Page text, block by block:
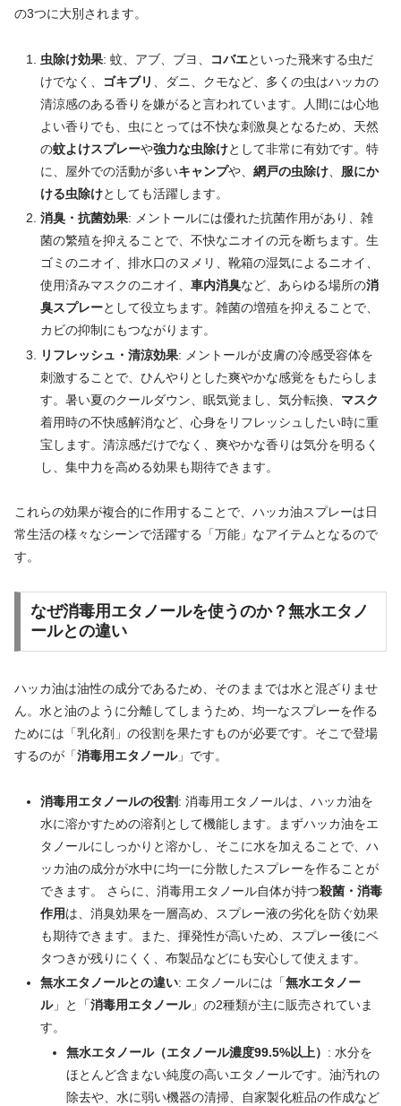
の3つに大別されます。
虫除け効果: 蚊、アブ、ブヨ、 コバエといった飛来する虫だ
けでなく、
ゴキブリ
、ダニ、クモなど、多くの虫はハッカの
清涼感のある香りを嫌がると言われています。人間には心地
よい香りでも、虫にとっては不快な刺激臭となるため、天然
の蚊よけスプレーや強力な虫除けとして非常に有効です。特
に、屋外での活動が多いキャンプや、 網戸の虫除け、 服にか
ける虫除けとしても活躍します。
消臭・抗菌効果: メントールには優れた抗菌作用があり、雑
菌の繁殖を抑えることで、不快なニオイの元を断ちます。生
ゴミのニオイ、排水口のヌメリ、靴箱の湿気によるニオイ、
使用済みマスクのニオイ、 車内消臭など、あらゆる場所の消
臭スプレーとして役立ちます。雑菌の増殖を抑えることで、
カビの抑制にもつながります。
リフレッシュ・清涼効果: メントールが皮膚の冷感受容体を
刺激することで、ひんやりとした爽やかな感覚をもたらしま
す。暑い夏のクールダウン、眠気覚まし、気分転換、 マスク
着用時の不快感解消など、心身をリフレッシュしたい時に重
宝します。清涼感だけでなく、爽やかな香りは気分を明るく
し、集中力を高める効果も期待できます。
これらの効果が複合的に作用することで、ハッカ油スプレーは日
常生活の様々なシーンで活躍する「万能」なアイテムとなるので
す。
なぜ消毒用エタノールを使うのか？無水エタノ
ールとの違い
ハッカ油は油性の成分であるため、そのままでは水と混ざりませ
ん。水と油のように分離してしまうため、均一なスプレーを作る
ためには「乳化剤」の役割を果たすものが必要です。そこで登場
するのが「消毒用エタノール」です。
消毒用エタノールの役割: 消毒用エタノールは、ハッカ油を
水に溶かすための溶剤として機能します。まずハッカ油をエ
タノールにしっかりと溶かし、そこに水を加えることで、ハ
ッカ油の成分が水中に均一に分散したスプレーを作ることが
できます。 さらに、消毒用エタノール自体が持つ殺菌・消毒
作用は、消臭効果を一層高め、スプレー液の劣化を防ぐ効果
も期待できます。また、揮発性が高いため、スプレー後にベ
タつきが残りにくく、布製品などにも安心して使えます。
無水エタノールとの違い: エタノールには「無水エタノー
ル」と「消毒用エタノール」の2種類が主に販売されていま
す。
無水エタノール（エタノール濃度99.5%以上） : 水分を
ほとんど含まない純度の高いエタノールです。油汚れの
除去や、水に弱い機器の清掃、自家製化粧品の作成など